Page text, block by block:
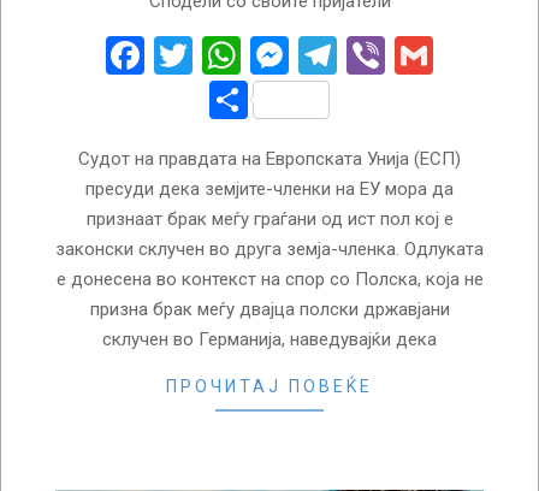
Facebook
Twitter
WhatsApp
Messenger
Telegram
Viber
Share
Судот на правдата на Европската Унија (ЕСП)
пресуди дека земјите-членки на ЕУ мора да
признаат брак меѓу граѓани од ист пол кој е
законски склучен во друга земја-членка. Одлуката
е донесена во контекст на спор со Полска, која не
призна брак меѓу двајца полски државјани
склучен во Германија, наведувајќи дека
ПРОЧИТАЈ ПОВЕЌЕ